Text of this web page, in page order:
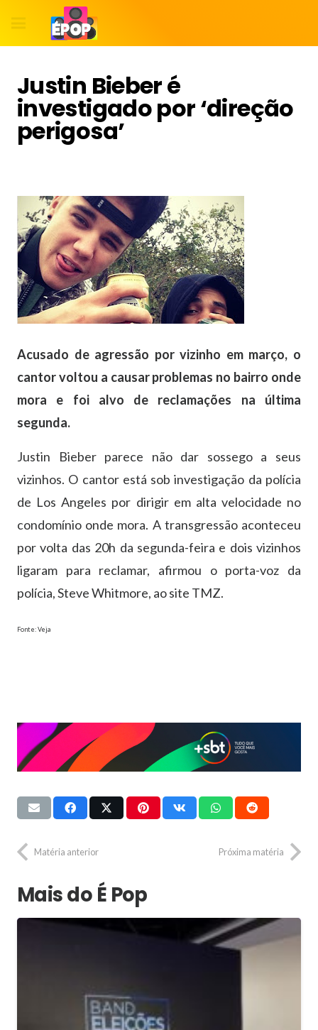
Justin Bieber é
investigado por ‘direção
perigosa’
Acusado de agressão por vizinho em março, o
cantor voltou a causar problemas no bairro onde
mora e foi alvo de reclamações na última
segunda.
Justin Bieber parece não dar sossego a seus
vizinhos. O cantor está sob investigação da polícia
de Los Angeles por dirigir em alta velocidade no
condomínio onde mora. A transgressão aconteceu
por volta das 20h da segunda-feira e dois vizinhos
ligaram para reclamar, afirmou o porta-voz da
polícia, Steve Whitmore, ao site TMZ.
Fonte: Veja
Matéria anterior Próxima matéria
Mais do É Pop